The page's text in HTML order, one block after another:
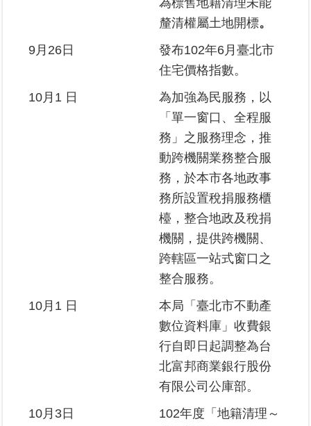
為標售地籍清理未能
釐清權屬土地開標。
9月26日
發布102年6月臺北市
住宅價格指數。
10月1 日
為加強為民服務，以
「單一窗口、全程服
務」之服務理念，推
動跨機關業務整合服
務，於本市各地政事
務所設置稅捐服務櫃
檯，整合地政及稅捐
機關，提供跨機關、
跨轄區一站式窗口之
整合服務。
10月1 日
本局「臺北市不動產
數位資料庫」收費銀
行自即日起調整為台
北富邦商業銀行股份
有限公司公庫部。
10月3日
102年度「地籍清理～